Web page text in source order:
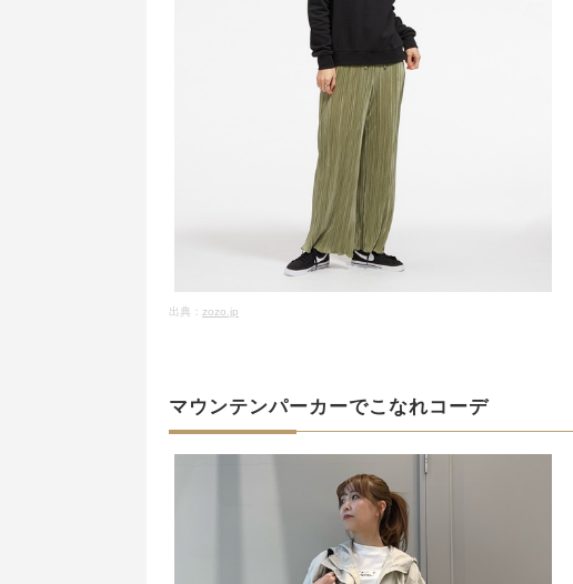
出典： zozo.jp
マウンテンパーカーでこなれコーデ